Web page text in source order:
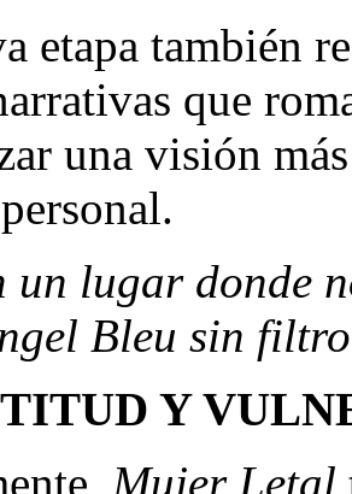
etapa también
que
una visión
un lugar donde
Bleu sin
Y
Mujer Letal